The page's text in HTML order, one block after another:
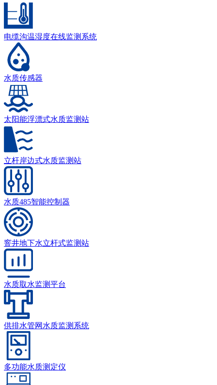
电缆沟温湿度在线监测系统
水质传感器
太阳能浮漂式水质监测站
立杆岸边式水质监测站
水质485智能控制器
窨井地下水立杆式监测站
水质取水监测平台
供排水管网水质监测系统
多功能水质测定仪